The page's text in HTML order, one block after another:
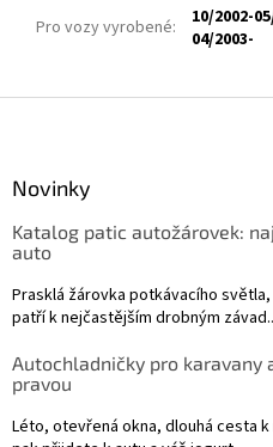
Pro vozy vyrobené:
10/2002-
04/2003-
Novinky
Katalog patic autožárovek:
auto
Prasklá žárovka potkávacího
patří k nejčastějším drobným
Autochladničky pro karavany
pravou
Léto, otevřená okna, dlouhá cesta